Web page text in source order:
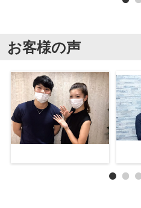
お客様の声